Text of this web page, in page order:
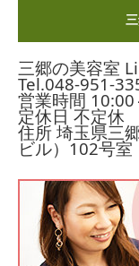
三郷の美容室
Tel.048-951-
営業時間
定休日 不定休
住所 埼玉県三
ビル）102号室